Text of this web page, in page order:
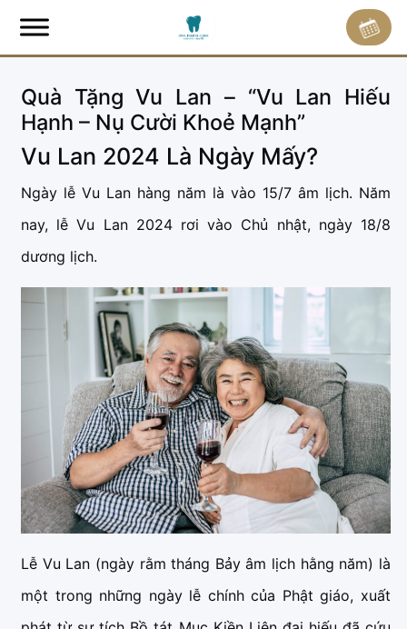
Quà Tặng Vu Lan – “Vu Lan Hiếu
Hạnh – Nụ Cười Khoẻ Mạnh”
Vu Lan 2024 Là Ngày Mấy?
Ngày lễ Vu Lan hàng năm là vào 15/7 âm lịch. Năm
nay, lễ Vu Lan 2024 rơi vào Chủ nhật, ngày 18/8
dương lịch.
Lễ Vu Lan (ngày rằm tháng Bảy âm lịch hằng năm) là
một trong những ngày lễ chính của Phật giáo, xuất